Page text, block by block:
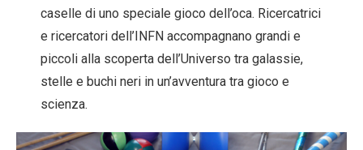
caselle di uno speciale gioco dell’oca. Ricercatrici
e ricercatori dell’INFN accompagnano grandi e
piccoli alla scoperta dell’Universo tra galassie,
stelle e buchi neri in un’avventura tra gioco e
scienza.